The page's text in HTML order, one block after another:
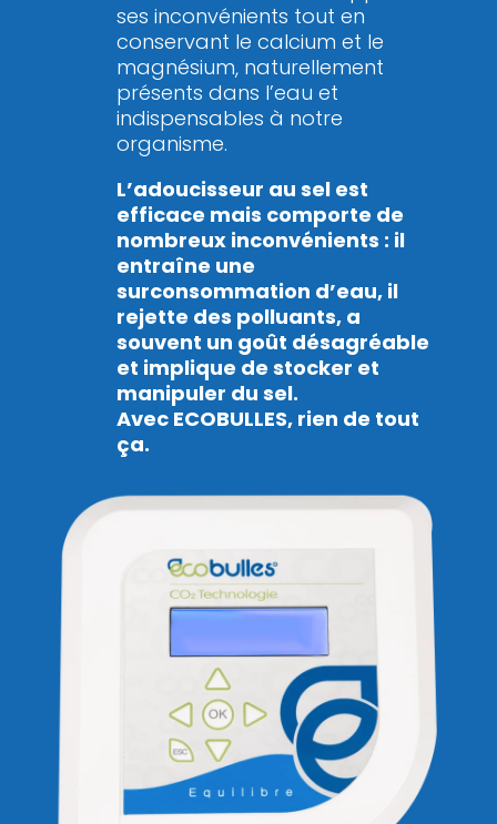
ses inconvénients tout en
conservant le calcium et le
magnésium, naturellement
présents dans l’eau et
indispensables à notre
organisme.
L’adoucisseur au sel est
efficace mais comporte de
nombreux inconvénients : il
entraîne une
surconsommation d’eau, il
rejette des polluants, a
souvent un goût désagréable
et implique de stocker et
manipuler du sel.
Avec ECOBULLES, rien de tout
ça.